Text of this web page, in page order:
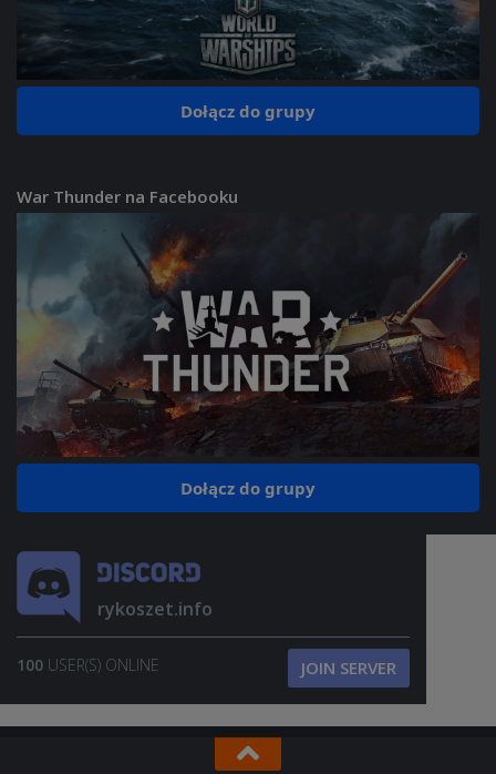
Dołącz do grupy
War Thunder na Facebooku
Dołącz do grupy
rykoszet.info
100 USER(S) ONLINE JOIN SERVER